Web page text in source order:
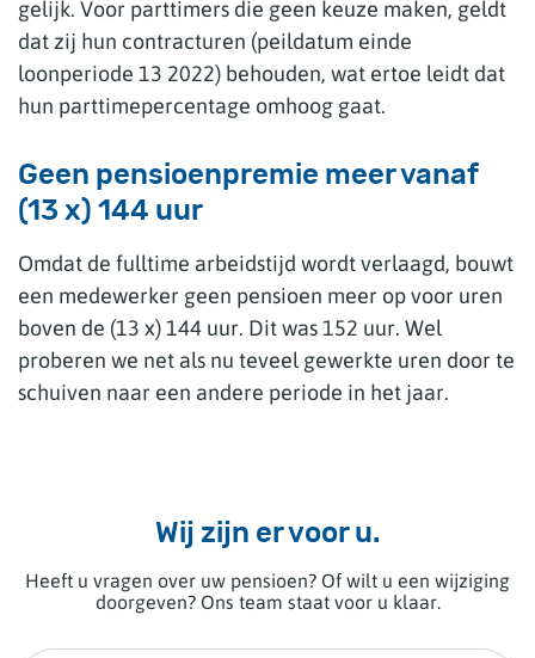
gelijk. Voor parttimers die geen keuze maken, geldt
dat zij hun contracturen (peildatum einde
loonperiode 13 2022) behouden, wat ertoe leidt dat
hun parttimepercentage omhoog gaat.
Geen pensioenpremie meer vanaf
(13 x) 144 uur
Omdat de fulltime arbeidstijd wordt verlaagd, bouwt
een medewerker geen pensioen meer op voor uren
boven de (13 x) 144 uur. Dit was 152 uur. Wel
proberen we net als nu teveel gewerkte uren door te
schuiven naar een andere periode in het jaar.
Wij zijn er voor u.
Heeft u vragen over uw pensioen? Of wilt u een wijziging
doorgeven? Ons team staat voor u klaar.